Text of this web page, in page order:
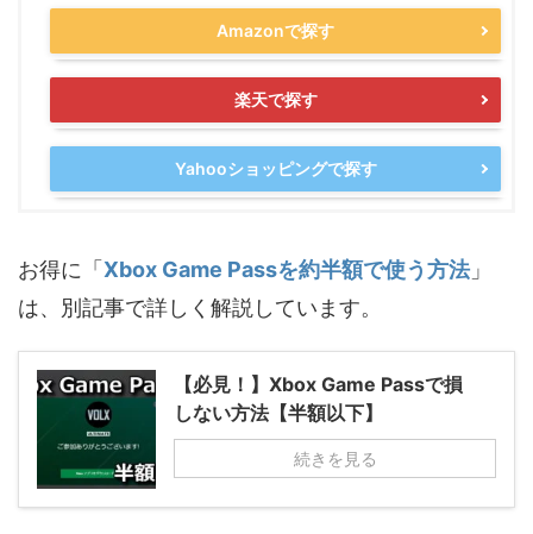
Amazonで探す
楽天で探す
Yahooショッピングで探す
お得に「Xbox Game Passを約半額で使う方法」
は、別記事で詳しく解説しています。
【必見！】Xbox Game Passで損
しない方法【半額以下】
続きを見る